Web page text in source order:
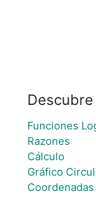
Funciones
Razones
Cálculo
Gráfico
Coordenadas